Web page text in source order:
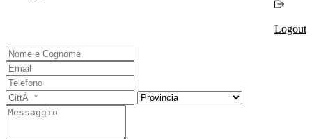
Logout